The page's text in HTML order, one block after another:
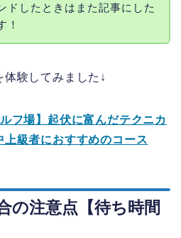
ドしたときはまた記事にした
！
体験してみました↓
フ場】起伏に富んだテクニカ
級者におすすめのコース
の注意点【待ち時間